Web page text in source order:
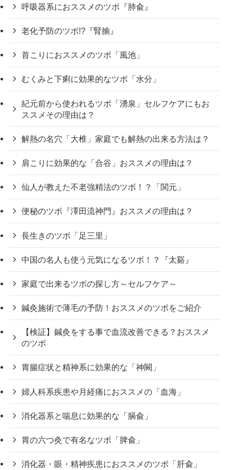
呼吸器系におススメのツボ『肺兪』
老化予防のツボ!?『腎腧』
首こりにおススメのツボ「風池」
むくみと下痢に効果的なツボ「水分」
紀元前から使われるツボ「湧泉」セルフケアにもお
ススメその理由は？
解熱の名穴「大椎」家庭でも解熱の出来る方法は？
肩こりに効果的な「合谷」おススメの理由は？
仙人が教えた不老強精法のツボ！？「関元」
便秘のツボ『澤田流神門』おススメの理由は？
長生きのツボ「足三里」
中国の名人も使う元気になるツボ！？『太谿』
家庭で出来るツボの探し方～セルフケア～
鍼灸施術で薄毛の予防！おススメのツボをご紹介
【検証】鍼灸をする事で血流改善できる？おススメ
のツボ
胃腸症状と精神系に効果的な「神闕」
婦人科系疾患や月経痛におススメの「血海」
消化器系と喘息に効果的な「膈兪」
胃の六つ灸で有名なツボ「脾兪」
消化器・眼・精神疾患におススメのツボ「肝兪」